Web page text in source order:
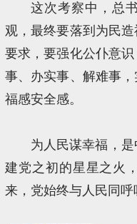
这次考察中，总
观，最终要落到为民
要求，要强化公仆意
事、办实事、解难事
福感安全感。
为人民谋幸福，
建党之初的星星之火
来，党始终与人民同呼